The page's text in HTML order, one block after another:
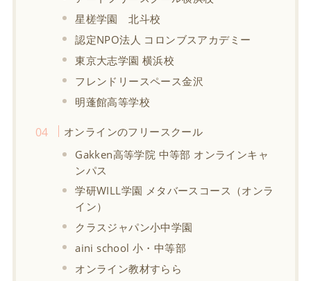
星槎学園 北斗校
認定NPO法人 コロンブスアカデミー
東京大志学園 横浜校
フレンドリースペース金沢
明蓬館高等学校
オンラインのフリースクール
Gakken高等学院 中等部 オンラインキャ
ンパス
学研WILL学園 メタバースコース（オンラ
イン）
クラスジャパン小中学園
aini school 小・中等部
オンライン教材すらら